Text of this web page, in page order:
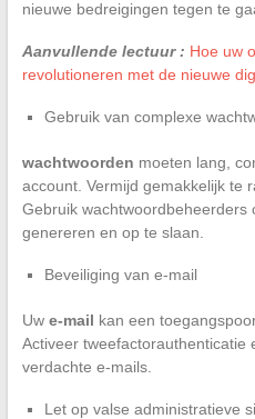
nieuwe bedreigingen tegen te
Aanvullende lectuur : Hoe uw
revolutioneren met de nieuwe
Gebruik van complexe
wachtwoorden moeten lang,
account. Vermijd gemakkelijk te
Gebruik wachtwoordbeheerders
genereren en op te slaan.
Beveiliging van e-mail
Uw e-mail kan een
Activeer tweefactorauthenticatie
verdachte e-mails.
Let op valse administratieve